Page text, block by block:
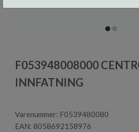
itemitem
of
2
F053948008000
INNFATNING
Varenummer: F0539480080
EAN: 8058692158976